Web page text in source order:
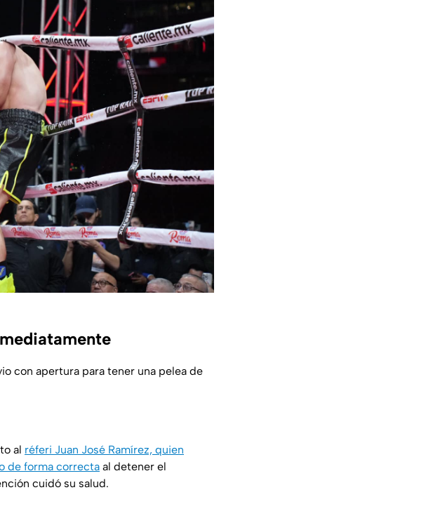
con apertura para tener una pelea de
al réferi Juan José Ramírez, quien
de forma correcta al detener el
cuidó su salud.